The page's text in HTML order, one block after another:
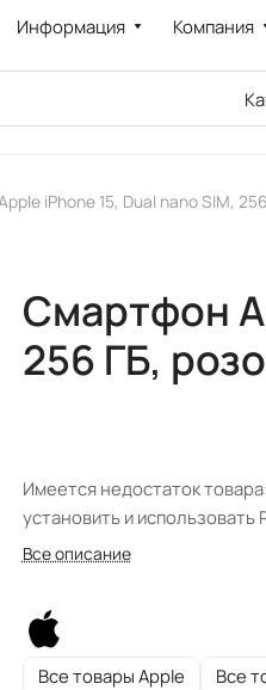
Информация Компания
iPhone 15, Dual nano SIM,
Смартфон
256 ГБ,
Имеется недостаток
установить и использовать
Все описание
Все товары Apple Все